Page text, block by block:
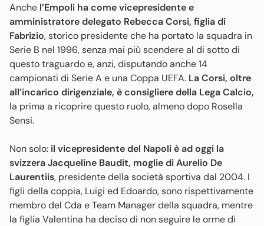
Anche l’Empoli ha come vicepresidente e
amministratore delegato Rebecca Corsi, figlia di
Fabrizio, storico presidente che ha portato la squadra in
Serie B nel 1996, senza mai più scendere al di sotto di
questo traguardo e, anzi, disputando anche 14
campionati di Serie A e una Coppa UEFA. La Corsi, oltre
all’incarico dirigenziale, è consigliere della Lega Calcio,
la prima a ricoprire questo ruolo, almeno dopo Rosella
Sensi.
Non solo: il vicepresidente del Napoli è ad oggi la
svizzera Jacqueline Baudit, moglie di Aurelio De
Laurentiis, presidente della società sportiva dal 2004. I
figli della coppia, Luigi ed Edoardo, sono rispettivamente
membro del Cda e Team Manager della squadra, mentre
la figlia Valentina ha deciso di non seguire le orme di